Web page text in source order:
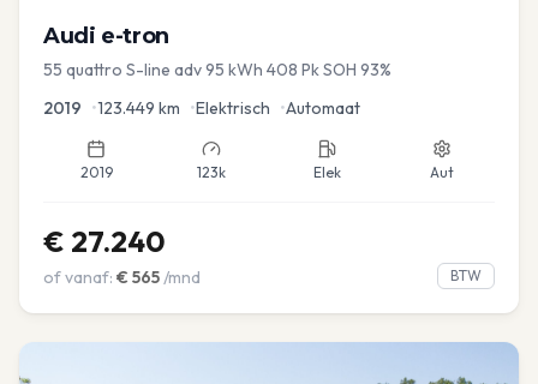
Audi e-tron
55 quattro S-line adv 95 kWh 408 Pk SOH 93%
2019 •123.449 km •Elektrisch •Automaat
2019 123k Elek Aut
€ 27.240
of vanaf: € 565/mnd BTW